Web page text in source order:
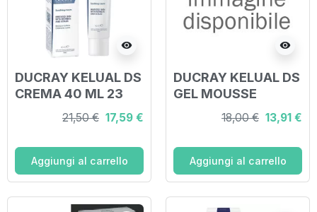
visibility
DUCRAY KELUAL DS
CREMA 40 ML 23
21,50 € 17,59 €
Aggiungi al carrello
visibility
DUCRAY KELUAL DS
GEL MOUSSE
DETERGENTE 200
18,00 € 13,91 €
Aggiungi al carrello